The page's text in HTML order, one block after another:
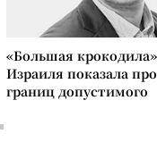
«Большая
Израиля показала
границ допустимого